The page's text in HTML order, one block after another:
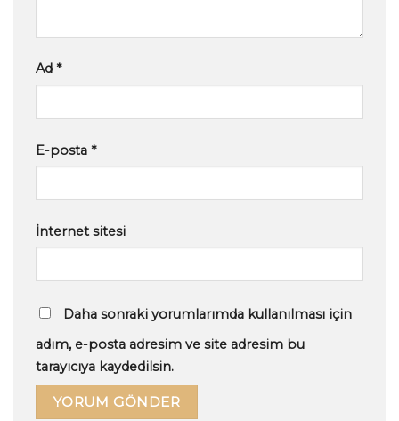
Ad *
E-posta *
İnternet sitesi
Daha sonraki yorumlarımda kullanılması için
adım, e-posta adresim ve site adresim bu
tarayıcıya kaydedilsin.